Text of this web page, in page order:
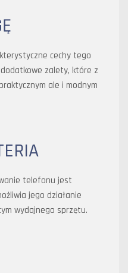
cechy tego
zalety, które z
ale i modnym
telefonu jest
jego działanie
wydajnego sprzętu.